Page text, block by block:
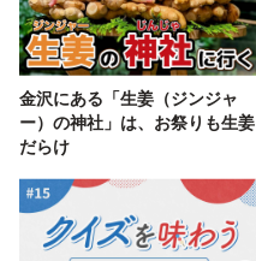
金沢にある「生姜（ジンジャ
ー）の神社」は、お祭りも生姜
だらけ